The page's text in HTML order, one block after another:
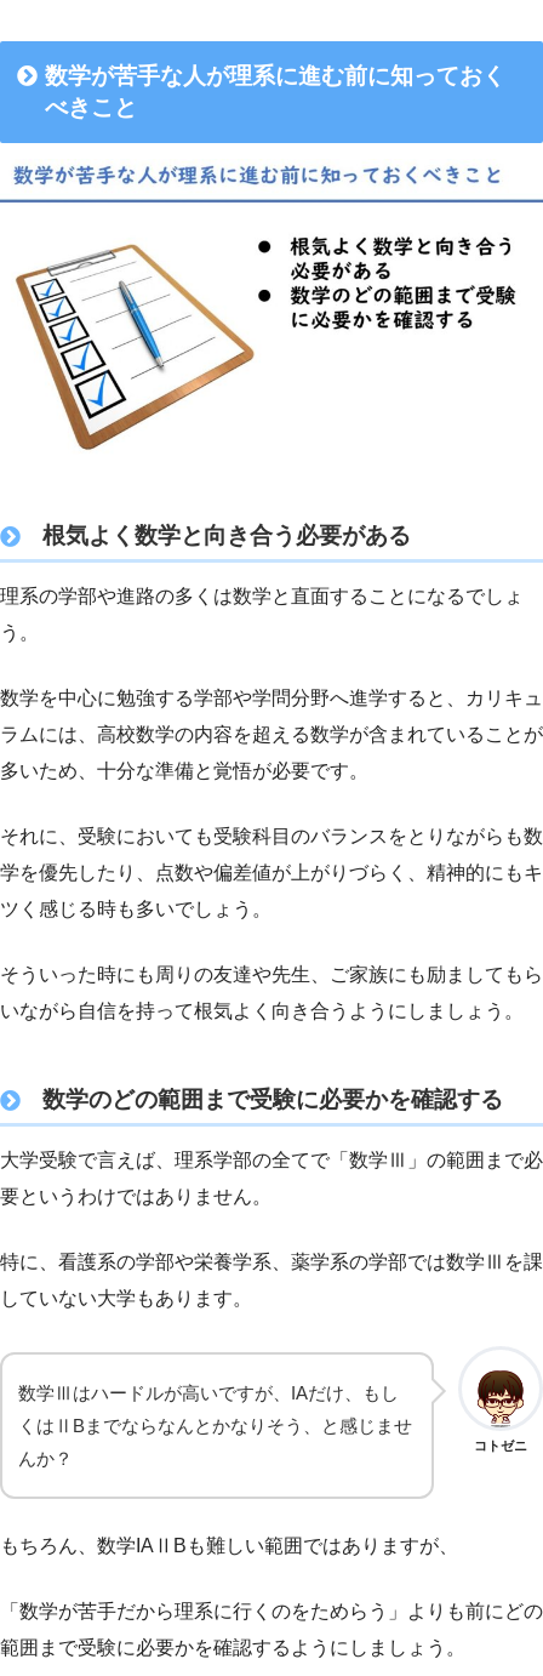
数学が苦手な人が理系に進む前に知っておく
べきこと
根気よく数学と向き合う必要がある
理系の学部や進路の多くは数学と直面することになるでしょ
う。
数学を中心に勉強する学部や学問分野へ進学すると、カリキュ
ラムには、高校数学の内容を超える数学が含まれていることが
多いため、十分な準備と覚悟が必要です。
それに、受験においても受験科目のバランスをとりながらも数
学を優先したり、点数や偏差値が上がりづらく、精神的にもキ
ツく感じる時も多いでしょう。
そういった時にも周りの友達や先生、ご家族にも励ましてもら
いながら自信を持って根気よく向き合うようにしましょう。
数学のどの範囲まで受験に必要かを確認する
大学受験で言えば、理系学部の全てで「数学Ⅲ」の範囲まで必
要というわけではありません。
特に、看護系の学部や栄養学系、薬学系の学部では数学Ⅲを課
していない大学もあります。
コトゼニ
数学Ⅲはハードルが高いですが、IAだけ、もし
くはⅡBまでならなんとかなりそう、と感じませ
んか？
もちろん、数学IAⅡBも難しい範囲ではありますが、
「数学が苦手だから理系に行くのをためらう」よりも前にどの
範囲まで受験に必要かを確認するようにしましょう。